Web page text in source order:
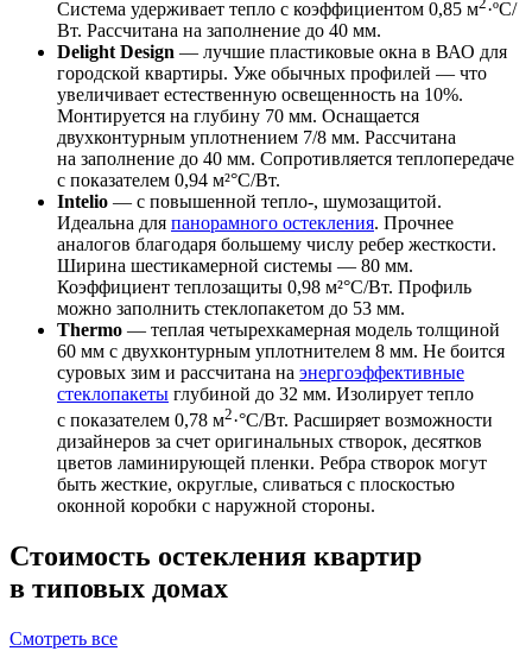
Система удерживает тепло с коэффициентом 0,85 м ·ºС/
Вт. Рассчитана на заполнение до 40 мм.
Delight Design — лучшие пластиковые окна в ВАО для
городской квартиры. Уже обычных профилей — что
увеличивает естественную освещенность на 10%.
Монтируется на глубину 70 мм. Оснащается
двухконтурным уплотнением 7/8 мм. Рассчитана
на заполнение до 40 мм. Сопротивляется теплопередаче
с показателем 0,94 м²°С/Вт.
Intelio — с повышенной тепло-, шумозащитой.
Идеальна для панорамного остекления. Прочнее
аналогов благодаря большему числу ребер жесткости.
Ширина шестикамерной системы — 80 мм.
Коэффициент теплозащиты 0,98 м²°С/Вт. Профиль
можно заполнить стеклопакетом до 53 мм.
Thermo — теплая четырехкамерная модель толщиной
60 мм с двухконтурным уплотнителем 8 мм. Не боится
суровых зим и рассчитана на энергоэффективные
стеклопакеты глубиной до 32 мм. Изолирует тепло
с показателем 0,78 м2·°С/Вт. Расширяет возможности
дизайнеров за счет оригинальных створок, десятков
цветов ламинирующей пленки. Ребра створок могут
быть жесткие, округлые, сливаться с плоскостью
оконной коробки с наружной стороны.
Стоимость остекления квартир
в типовых домах
Смотреть все